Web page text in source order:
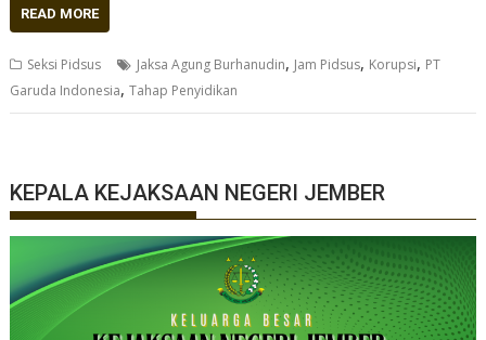
READ MORE
Seksi Pidsus Jaksa Agung Burhanudin, Jam Pidsus, Korupsi, PT
Garuda Indonesia,Tahap Penyidikan
KEPALA KEJAKSAAN NEGERI JEMBER